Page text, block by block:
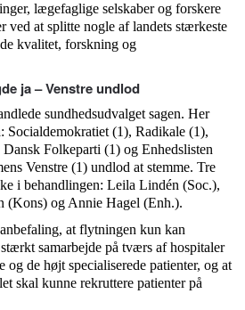
lægefaglige selskaber og forskere
ved at splitte nogle af landets stærkeste
kvalitet, forskning og
ja – Venstre undlod
sundhedsudvalget sagen. Her
Socialdemokratiet (1), Radikale (1),
Folkeparti (1) og Enhedslisten
Venstre (1) undlod at stemme. Tre
i behandlingen: Leila Lindén (Soc.),
(Kons) og Annie Hagel (Enh.).
at flytningen kun kan
samarbejde på tværs af hospitaler
de højt specialiserede patienter, og at
skal kunne rekruttere patienter på